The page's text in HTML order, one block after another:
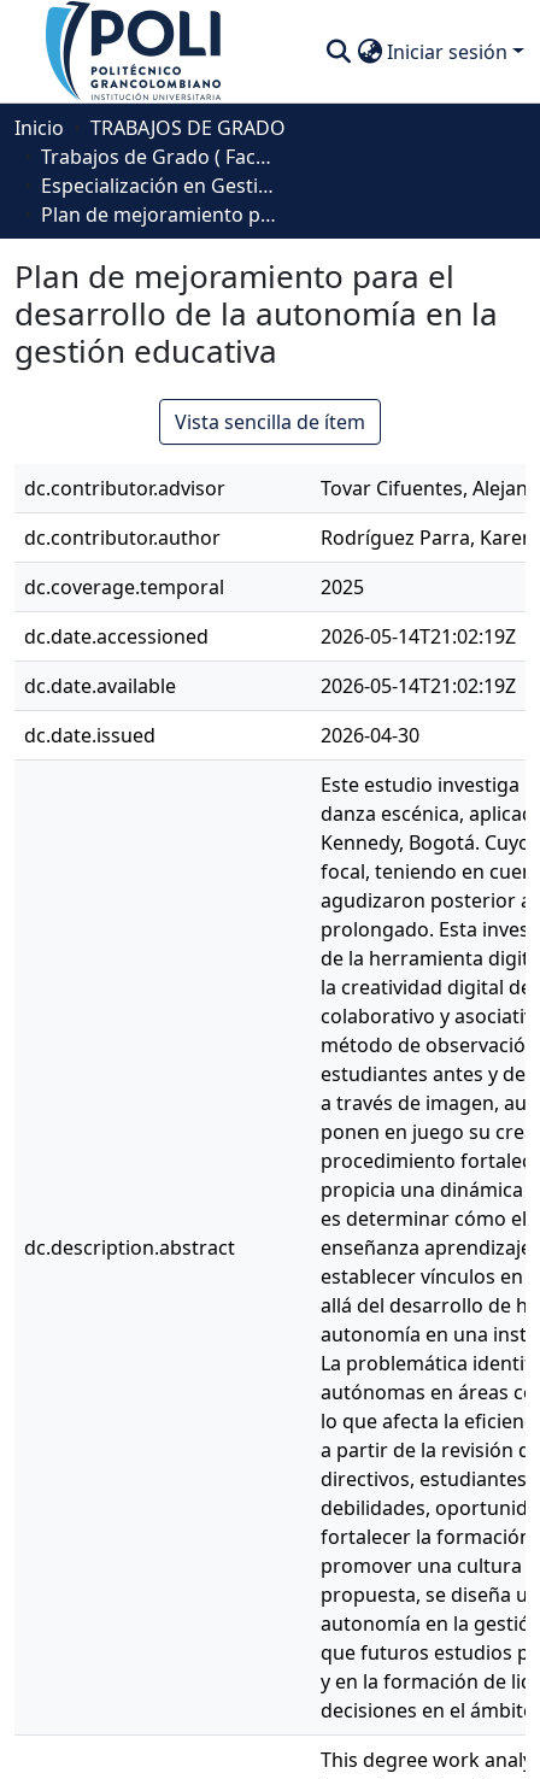
Iniciar sesión
Comunidades
Descubre
Estadísticas
Inicio
TRABAJOS DE GRADO
Trabajos de Grado ( Facultad de Sociedad, Cultura y Creatividad)
Especialización en Gestión Educativa
Plan de mejoramiento para el desarrollo de la autonomía en la gestión educativa
Plan de mejoramiento para el
desarrollo de la autonomía en la
gestión educativa
Vista sencilla de ítem
dc.contributor.advisor
Tovar Cifuentes,
dc.contributor.author
Rodríguez Parra, Karen
dc.coverage.temporal
2025
dc.date.accessioned
2026-05-14T21:02:19Z
dc.date.available
2026-05-14T21:02:19Z
dc.date.issued
2026-04-30
dc.description.abstract
Este estudio investiga
danza escénica,
Kennedy, Bogotá.
focal, teniendo en
agudizaron posterior a
prolongado. Esta
de la herramienta
la creatividad digital de
colaborativo y
método de
estudiantes antes y
a través de imagen,
ponen en juego su
procedimiento
propicia una dinámica
es determinar cómo el
enseñanza
establecer vínculos en
allá del desarrollo de
autonomía en una
La problemática
autónomas en áreas
lo que afecta la
a partir de la revisión
directivos, estudiantes
debilidades,
fortalecer la formación
promover una cultura
propuesta, se diseña
autonomía en la
que futuros estudios
y en la formación de
decisiones en el ámbito
This degree work